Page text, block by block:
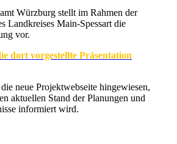
Würzburg stellt im Rahmen der
Landkreises Main-Spessart die
vor.
dort vorgestellte Präsentation
neue Projektwebseite hingewiesen,
aktuellen Stand der Planungen und
informiert wird.